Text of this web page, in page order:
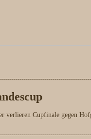
verlieren Cupfinale gegen